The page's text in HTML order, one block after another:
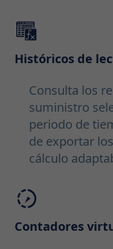
Históricos de
Consulta los
suministro
periodo de
de exportar
cálculo
Contadores